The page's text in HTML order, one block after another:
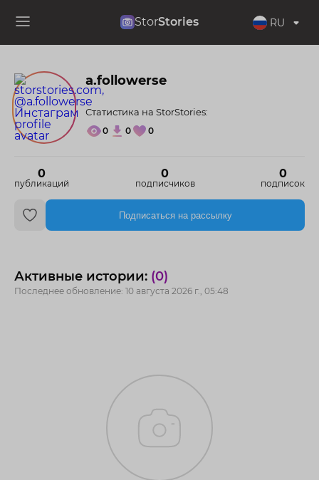
StorStories RU
a.followerse
0
публикаций
0
подписчиков
0
подписок
Статистика на StorStories:
0 0 0
Подписаться на рассылку
Активные истории: (0)
Последнее обновление: 10 августа 2026 г., 05:48